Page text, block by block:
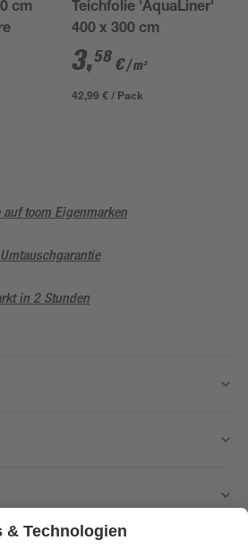
cm
Teichfolie 'AquaLiner'
400 x 300 cm
3,58 €/ m²
42,99 € / Pack
toom Eigenmarken
in 2 Stunden